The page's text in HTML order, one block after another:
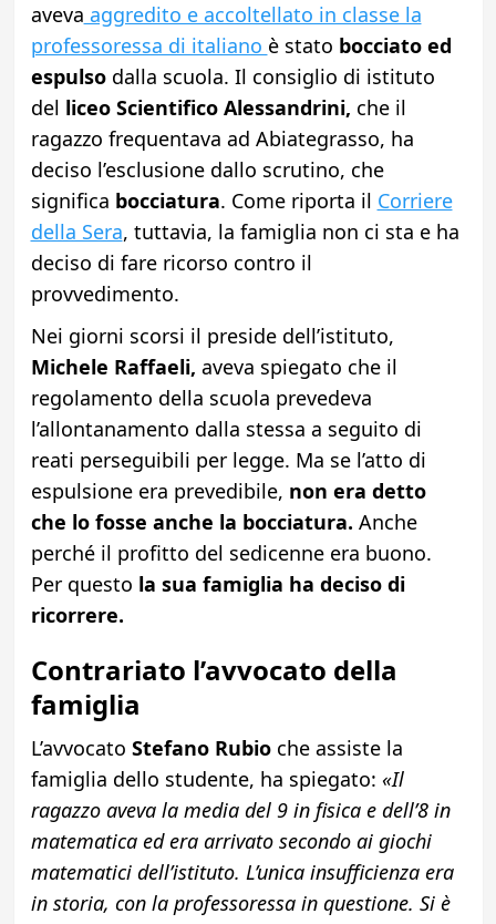
aveva aggredito e accoltellato in classe la
professoressa di italiano è stato bocciato ed
espulsodalla scuola. Il consiglio di istituto
del liceo Scientifico Alessandrini, che il
ragazzo frequentava ad Abiategrasso, ha
deciso l’esclusione dallo scrutino, che
significa bocciatura. Come riporta il Corriere
della Sera, tuttavia, la famiglia non ci sta e ha
deciso di fare ricorso contro il
provvedimento.
Nei giorni scorsi il preside dell’istituto,
Michele Raffaeli, aveva spiegato che il
regolamento della scuola prevedeva
l’allontanamento dalla stessa a seguito di
reati perseguibili per legge. Ma se l’atto di
espulsione era prevedibile, non era detto
che lo fosse anche la bocciatura. Anche
perché il profitto del sedicenne era buono.
Per questo la sua famiglia ha deciso di
ricorrere.
Contrariato l’avvocato della
famiglia
L’avvocato Stefano Rubioche assiste la
famiglia dello studente, ha spiegato: «Il
ragazzo aveva la media del 9 in fisica e dell’8 in
matematica ed era arrivato secondo ai giochi
matematici dell’istituto. L’unica insufficienza era
in storia, con la professoressa in questione. Si è